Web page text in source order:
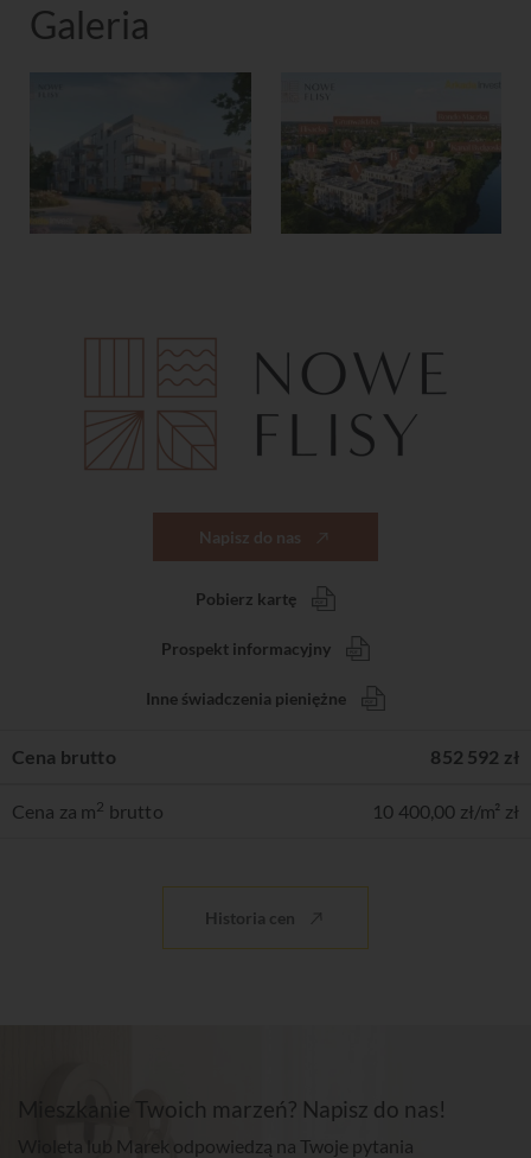
Galeria
Napisz do nas
Pobierz kartę
Prospekt informacyjny
Inne świadczenia pieniężne
Cena brutto 852 592 zł
Cena za m2 brutto 10 400,00 zł/m² zł
Historia cen
Mieszkanie Twoich marzeń? Napisz do nas!
Wioleta lub Marek odpowiedzą na Twoje pytania